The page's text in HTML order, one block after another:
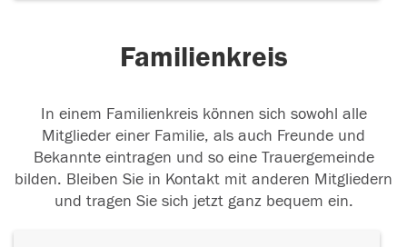
Familienkreis
In einem Familienkreis können sich sowohl alle
Mitglieder einer Familie, als auch Freunde und
Bekannte eintragen und so eine Trauergemeinde
bilden. Bleiben Sie in Kontakt mit anderen Mitgliedern
und tragen Sie sich jetzt ganz bequem ein.